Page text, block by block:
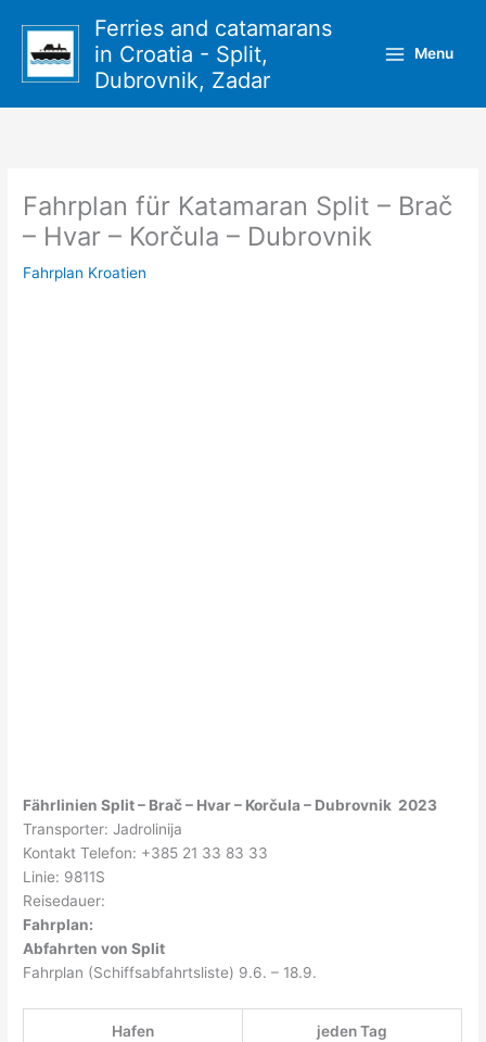
Inhalt
springen
Ferries and catamarans
in Croatia - Split,
Dubrovnik, Zadar
Menu
Fahrplan für Katamaran Split – Brač
– Hvar – Korčula – Dubrovnik
Fahrplan Kroatien
Fährlinien Split – Brač – Hvar – Korčula – Dubrovnik 2023
Transporter: Jadrolinija
Kontakt Telefon: +385 21 33 83 33
Linie: 9811S
Reisedauer:
Fahrplan:
Abfahrten von Split
Fahrplan (Schiffsabfahrtsliste) 9.6. – 18.9.
Hafen jeden Tag